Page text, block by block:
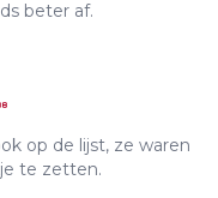
beter af.
op de lijst, ze waren
te zetten.